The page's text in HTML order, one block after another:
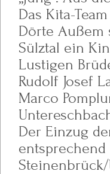
Das Kita-
Dörte Außem
Sülztal ein
Lustigen
Rudolf Josef
Marco
Der Einzug